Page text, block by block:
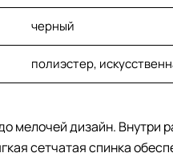
черный
полиэстер,
мелочей дизайн. Внутри
сетчатая спинка